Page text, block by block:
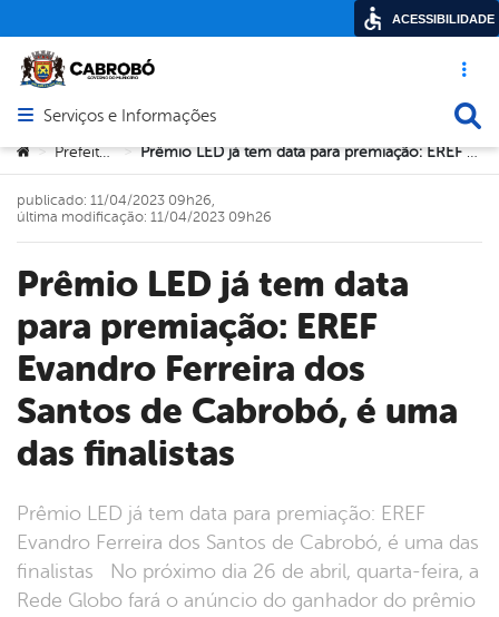
Acesso
Abrir menu principal de navegação
Serviços e Informações
Você está aqui:
> Prefeitura > Prêmio LED já tem data para premiação: EREF Evandro Ferreira dos Santos de Cabrobó, é uma das finalistas
Prêmio LED já tem data
para premiação: EREF
Evandro Ferreira dos
Santos de Cabrobó, é uma
das finalistas
Prêmio LED já tem data para premiação: EREF
Evandro Ferreira dos Santos de Cabrobó, é uma das
finalistas No próximo dia 26 de abril, quarta-feira, a
Rede Globo fará o anúncio do ganhador do prêmio
publicado: 11/04/2023 09h26,
última modificação: 11/04/2023 09h26
ACESSIBILIDADE